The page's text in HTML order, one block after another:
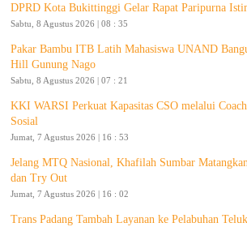
DPRD Kota Bukittinggi Gelar Rapat Paripurna
Sabtu, 8 Agustus 2026 | 08 : 35
Pakar Bambu ITB Latih Mahasiswa UNAND
Hill Gunung Nago
Sabtu, 8 Agustus 2026 | 07 : 21
KKI WARSI Perkuat Kapasitas CSO melalui
Sosial
Jumat, 7 Agustus 2026 | 16 : 53
Jelang MTQ Nasional, Khafilah Sumbar
dan Try Out
Jumat, 7 Agustus 2026 | 16 : 02
Trans Padang Tambah Layanan ke Pelabuhan